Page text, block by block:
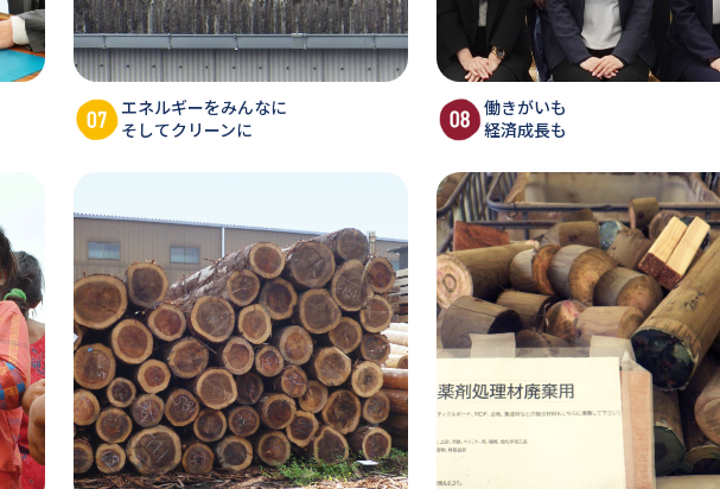
エネルギーをみんなに
そしてクリーンに
働きがいも
経済成長も